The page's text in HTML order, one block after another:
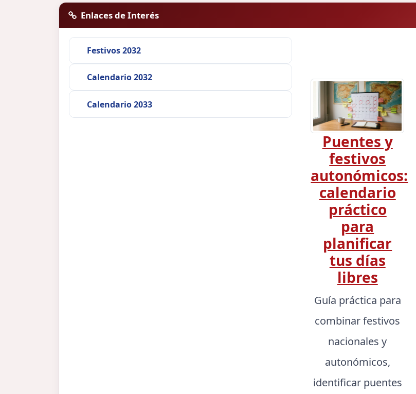
Enlaces de Interés
Festivos 2032
Calendario 2032
Calendario 2033
Puentes y
festivos
autonómicos:
calendario
práctico
para
planificar
tus días
libres
Guía práctica para
combinar festivos
nacionales y
autonómicos,
identificar puentes